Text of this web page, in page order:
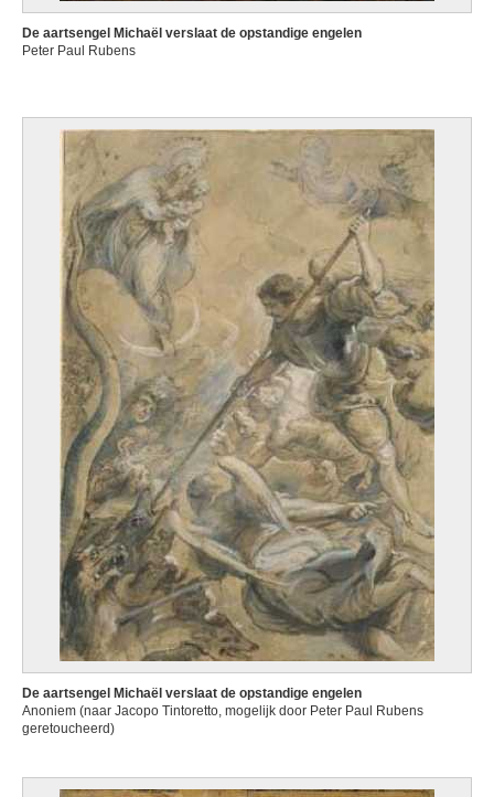
De aartsengel Michaël verslaat de opstandige engelen
Peter Paul Rubens
De aartsengel Michaël verslaat de opstandige engelen
Anoniem (naar Jacopo Tintoretto, mogelijk door Peter Paul Rubens
geretoucheerd)